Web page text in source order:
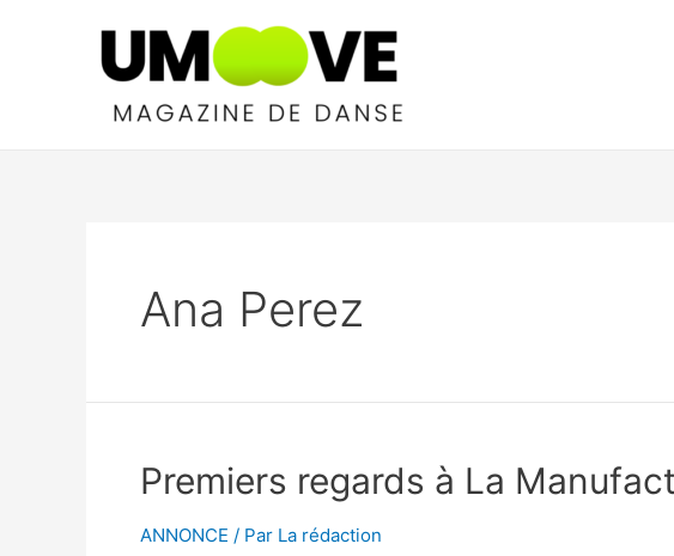
Ana Perez
Premiers regards à La
ANNONCE / Par La rédaction